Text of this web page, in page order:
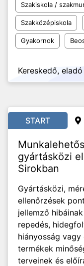
Szakiskola /
Szakközépiskola
Gyakornok
Kereskedő, eladó
START
gyártásközi
Sirokban
Gyártásközi,
ellenőrzések
jellemző
repedés,
hiányosság
termékek
terveinek és